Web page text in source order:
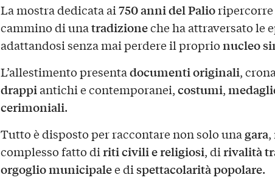
La mostra dedicata ai750 anni del Palioripercorre
cammino di unatradizioneche ha attraversato le
adattandosi senza mai perdere il proprionucleo
L’allestimento presentadocumenti originali,
drappiantichi e contemporanei,costumi,
cerimoniali.
Tutto è disposto per raccontare non solo una gara,
complesso fatto diriti civili e religiosi, dirivalità
orgoglio municipalee dispettacolarità popolare.